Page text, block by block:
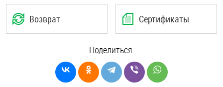
Возврат Сертификаты
Поделиться: